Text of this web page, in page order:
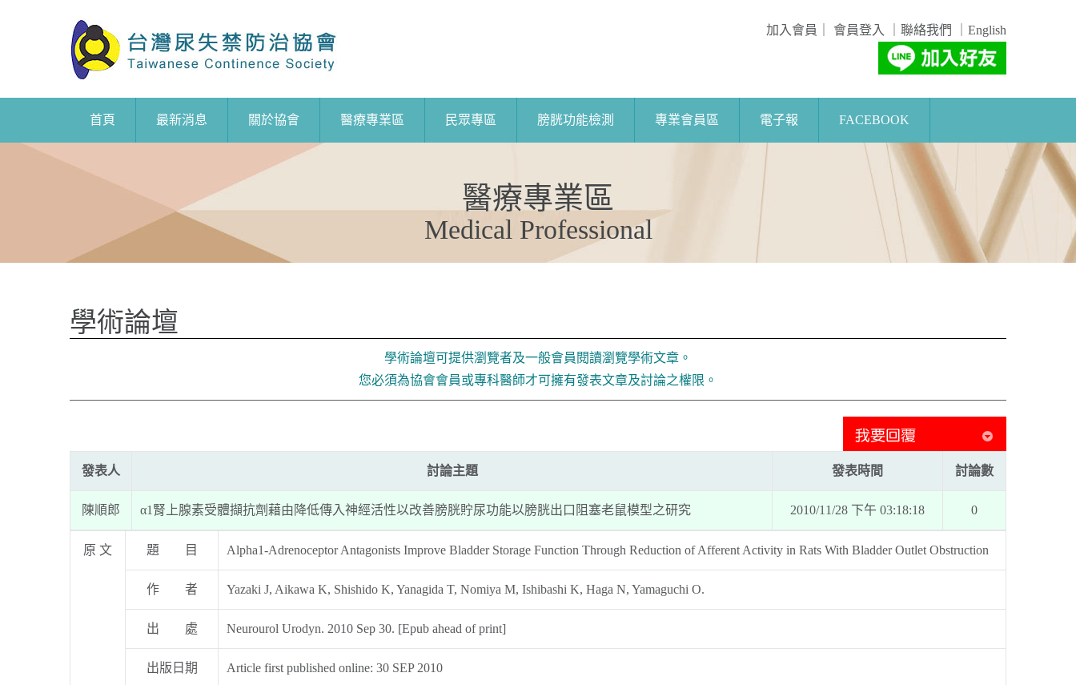
加入會員 會員登入 聯絡我們 English
首頁 最新消息 關於協會 醫療專業區 民眾專區 膀胱功能檢測 專業會員區 電子報 FACEBOOK
醫療專業區
Medical Professional
學術論壇
學術論壇可提供瀏覽者及一般會員閱讀瀏覽學術文章。
您必須為協會會員或專科醫師才可擁有發表文章及討論之權限。
發表人 討論主題 發表時間 討論數
陳順郎 α1腎上腺素受體擷抗劑藉由降低傳入神經活性以改善膀胱貯尿功能以膀胱出口阻塞老鼠模型之研究 2010/11/28 下午 03:18:18 0
原 文 題 目 Alpha1-Adrenoceptor Antagonists Improve Bladder Storage Function Through Reduction of Afferent Activity in Rats With Bladder Outlet Obstruction
作 者 Yazaki J, Aikawa K, Shishido K, Yanagida T, Nomiya M, Ishibashi K, Haga N, Yamaguchi O.
出 處 Neurourol Urodyn. 2010 Sep 30. [Epub ahead of print]
出版日期 Article first published online: 30 SEP 2010